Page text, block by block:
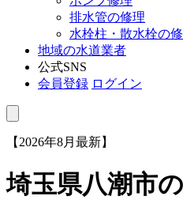
排水管の修理
水栓柱・散水栓の
地域の水道業者
公式SNS
会員登録 ログイン
【2026年8月最新】
埼玉県八潮市